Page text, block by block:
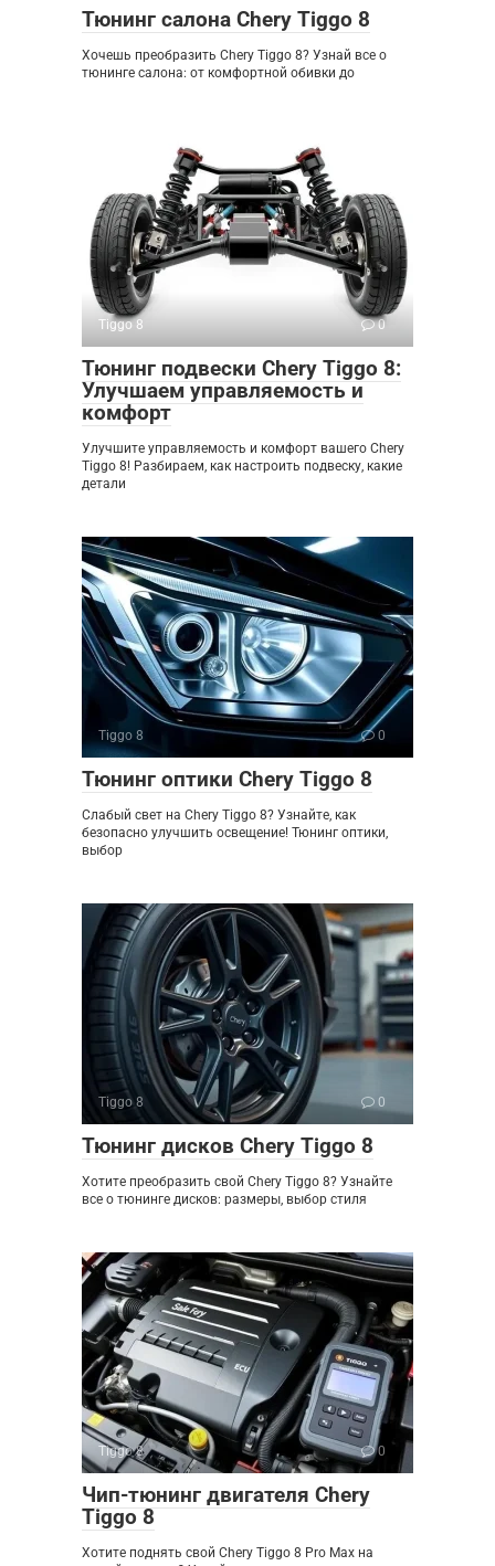
Тюнинг салона Chery Tiggo 8
Хочешь преобразить Chery Tiggo 8? Узнай все о
тюнинге салона: от комфортной обивки до
Tiggo 8 0
Тюнинг подвески Chery Tiggo 8:
Улучшаем управляемость и
комфорт
Улучшите управляемость и комфорт вашего Chery
Tiggo 8! Разбираем, как настроить подвеску, какие
детали
Tiggo 8 0
Тюнинг оптики Chery Tiggo 8
Слабый свет на Chery Tiggo 8? Узнайте, как
безопасно улучшить освещение! Тюнинг оптики,
выбор
Tiggo 8 0
Тюнинг дисков Chery Tiggo 8
Хотите преобразить свой Chery Tiggo 8? Узнайте
все о тюнинге дисков: размеры, выбор стиля
Tiggo 8 0
Чип-тюнинг двигателя Chery
Tiggo 8
Хотите поднять свой Chery Tiggo 8 Pro Max на